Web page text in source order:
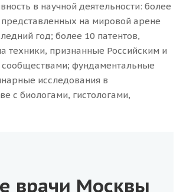
в научной деятельности: более
на мировой арене
год; более 10 патентов,
техники, признанные Российским и
фундаментальные
исследования в
с биологами, гистологами,
врачи Москвы